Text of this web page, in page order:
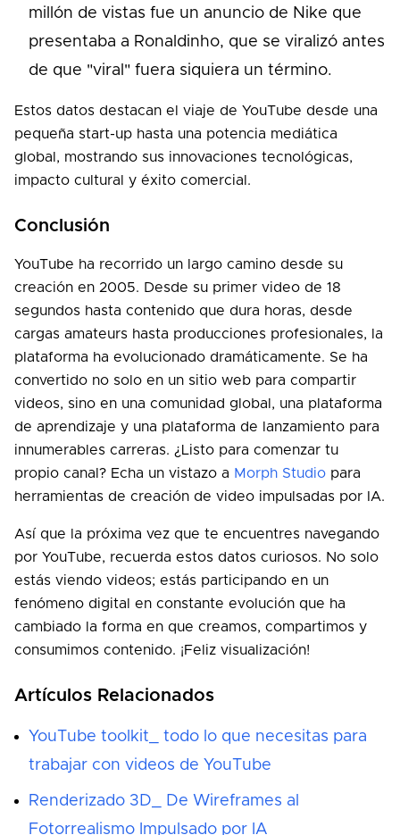
millón de vistas fue un anuncio de Nike que
presentaba a Ronaldinho, que se viralizó antes
de que "viral" fuera siquiera un término.
Estos datos destacan el viaje de YouTube desde una
pequeña start-up hasta una potencia mediática
global, mostrando sus innovaciones tecnológicas,
impacto cultural y éxito comercial.
Conclusión
YouTube ha recorrido un largo camino desde su
creación en 2005. Desde su primer video de 18
segundos hasta contenido que dura horas, desde
cargas amateurs hasta producciones profesionales, la
plataforma ha evolucionado dramáticamente. Se ha
convertido no solo en un sitio web para compartir
videos, sino en una comunidad global, una plataforma
de aprendizaje y una plataforma de lanzamiento para
innumerables carreras. ¿Listo para comenzar tu
propio canal? Echa un vistazo a Morph Studio para
herramientas de creación de video impulsadas por IA.
Así que la próxima vez que te encuentres navegando
por YouTube, recuerda estos datos curiosos. No solo
estás viendo videos; estás participando en un
fenómeno digital en constante evolución que ha
cambiado la forma en que creamos, compartimos y
consumimos contenido. ¡Feliz visualización!
Artículos Relacionados
YouTube toolkit_ todo lo que necesitas para
trabajar con videos de YouTube
Renderizado 3D_ De Wireframes al
Fotorrealismo Impulsado por IA